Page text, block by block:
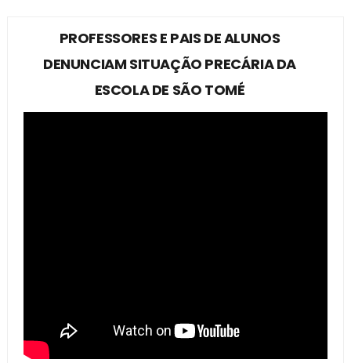
PROFESSORES E PAIS DE ALUNOS
DENUNCIAM SITUAÇÃO PRECÁRIA DA
ESCOLA DE SÃO TOMÉ